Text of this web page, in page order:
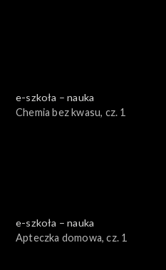
e-szkoła – nauka
Chemia bez kwasu, cz. 1
e-szkoła – nauka
Apteczka domowa, cz. 1